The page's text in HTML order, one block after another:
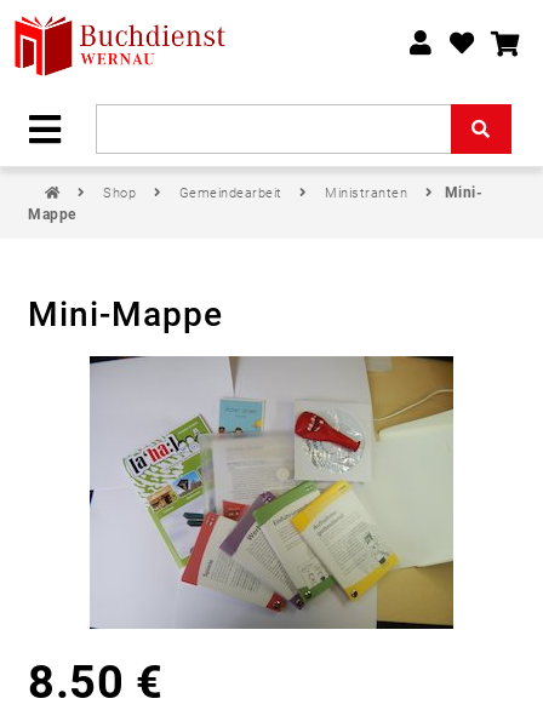
Shop Gemeindearbeit Ministranten
Mini-
Mappe
Mini-Mappe
8.50 €